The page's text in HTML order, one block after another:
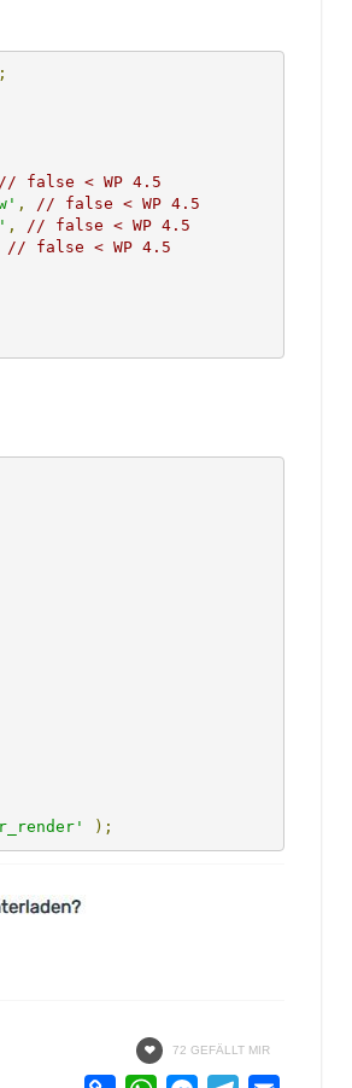
// false < WP 4.5
,
// false < WP 4.5
,
// false < WP 4.5
// false < WP 4.5
);
72 GEFÄLLT MIR